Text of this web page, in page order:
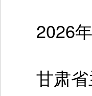
2026年
甘肃省